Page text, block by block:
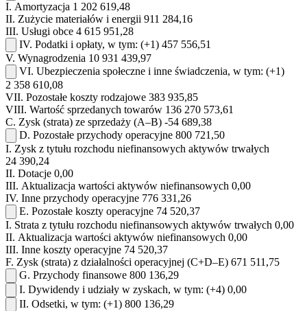
I. Amortyzacja 1 202 619,48
II. Zużycie materiałów i energii 911 284,16
III. Usługi obce 4 615 951,28
IV. Podatki i opłaty, w tym: (+1) 457 556,51
V. Wynagrodzenia 10 931 439,97
VI. Ubezpieczenia społeczne i inne świadczenia, w tym: (+1)
2 358 610,08
VII. Pozostałe koszty rodzajowe 383 935,85
VIII. Wartość sprzedanych towarów 136 270 573,61
C. Zysk (strata) ze sprzedaży (A–B) -54 689,38
D. Pozostałe przychody operacyjne 800 721,50
I. Zysk z tytułu rozchodu niefinansowych aktywów trwałych
24 390,24
II. Dotacje 0,00
III. Aktualizacja wartości aktywów niefinansowych 0,00
IV. Inne przychody operacyjne 776 331,26
E. Pozostałe koszty operacyjne 74 520,37
I. Strata z tytułu rozchodu niefinansowych aktywów trwałych 0,00
II. Aktualizacja wartości aktywów niefinansowych 0,00
III. Inne koszty operacyjne 74 520,37
F. Zysk (strata) z działalności operacyjnej (C+D–E) 671 511,75
G. Przychody finansowe 800 136,29
I. Dywidendy i udziały w zyskach, w tym: (+4) 0,00
II. Odsetki, w tym: (+1) 800 136,29